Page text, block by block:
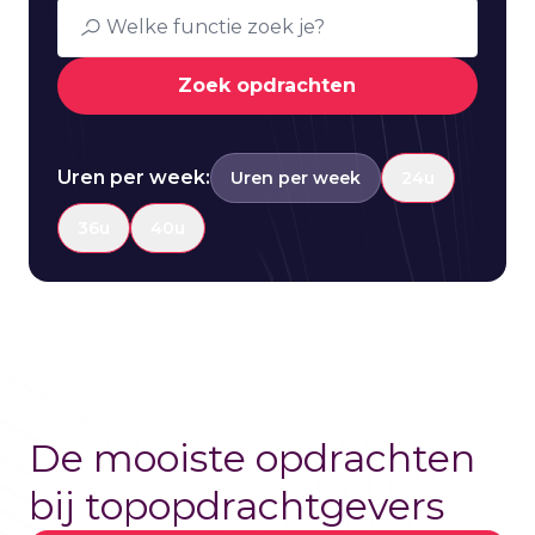
Zoek opdrachten
Uren per week: Uren per week
De mooiste opdrachten
bij topopdrachtgevers